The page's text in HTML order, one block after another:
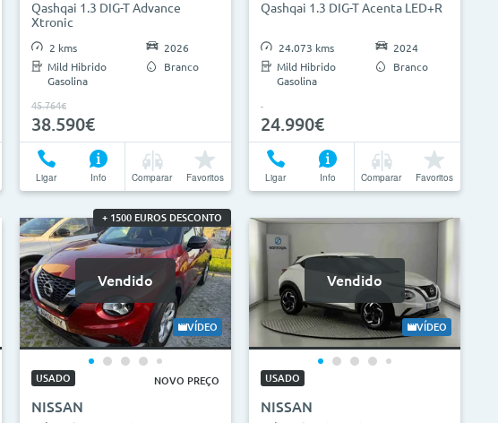
Qashqai 1.3 DIG-T Advance
Xtronic
2 kms
Mild Hibrido
Gasolina
2026
Branco
45.764€
38.590€
Ligar Info Comparar Favoritos
Qashqai 1.3 DIG-T Acenta LED+R
24.073 kms
Mild Hibrido
Gasolina
2024
Branco
24.990€
Ligar Info Comparar Favoritos
+ 1500 EUROS DESCONTO
Vendido
VÍDEO
USADO NOVO PREÇO
NISSAN
Vendido
VÍDEO
USADO
NISSAN